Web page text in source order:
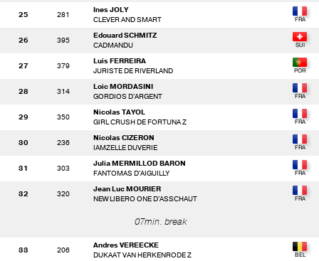
25 281
Ines JOLY
CLEVER AND SMART
26 395
Edouard SCHMITZ
CADMANDU
27 379
Luis FERREIRA
JURISTE DE RIVERLAND
28 314
Loic MORDASINI
GORDIOS D'ARGENT
29 350
Nicolas TAYOL
GIRL CRUSH DE FORTUNA Z
30 236
Nicolas CIZERON
IAMZELLE DUVERIE
31 303
Julia MERMILLOD BARON
FANTOMAS D'AIGUILLY
32 320
Jean Luc MOURIER
NEW LIBERO ONE D'ASSCHAUT
07min. break
33 206
Andres VEREECKE
DUKAAT VAN HERKENRODE Z